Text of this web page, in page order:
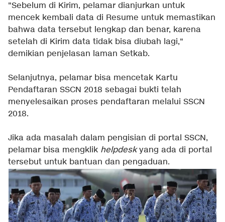
"Sebelum di Kirim, pelamar dianjurkan untuk
mencek kembali data di Resume untuk memastikan
bahwa data tersebut lengkap dan benar, karena
setelah di Kirim data tidak bisa diubah lagi,"
demikian penjelasan laman Setkab.
Selanjutnya, pelamar bisa mencetak Kartu
Pendaftaran SSCN 2018 sebagai bukti telah
menyelesaikan proses pendaftaran melalui SSCN
2018.
Jika ada masalah dalam pengisian di portal SSCN,
pelamar bisa mengklik helpdeskyang ada di portal
tersebut untuk bantuan dan pengaduan.